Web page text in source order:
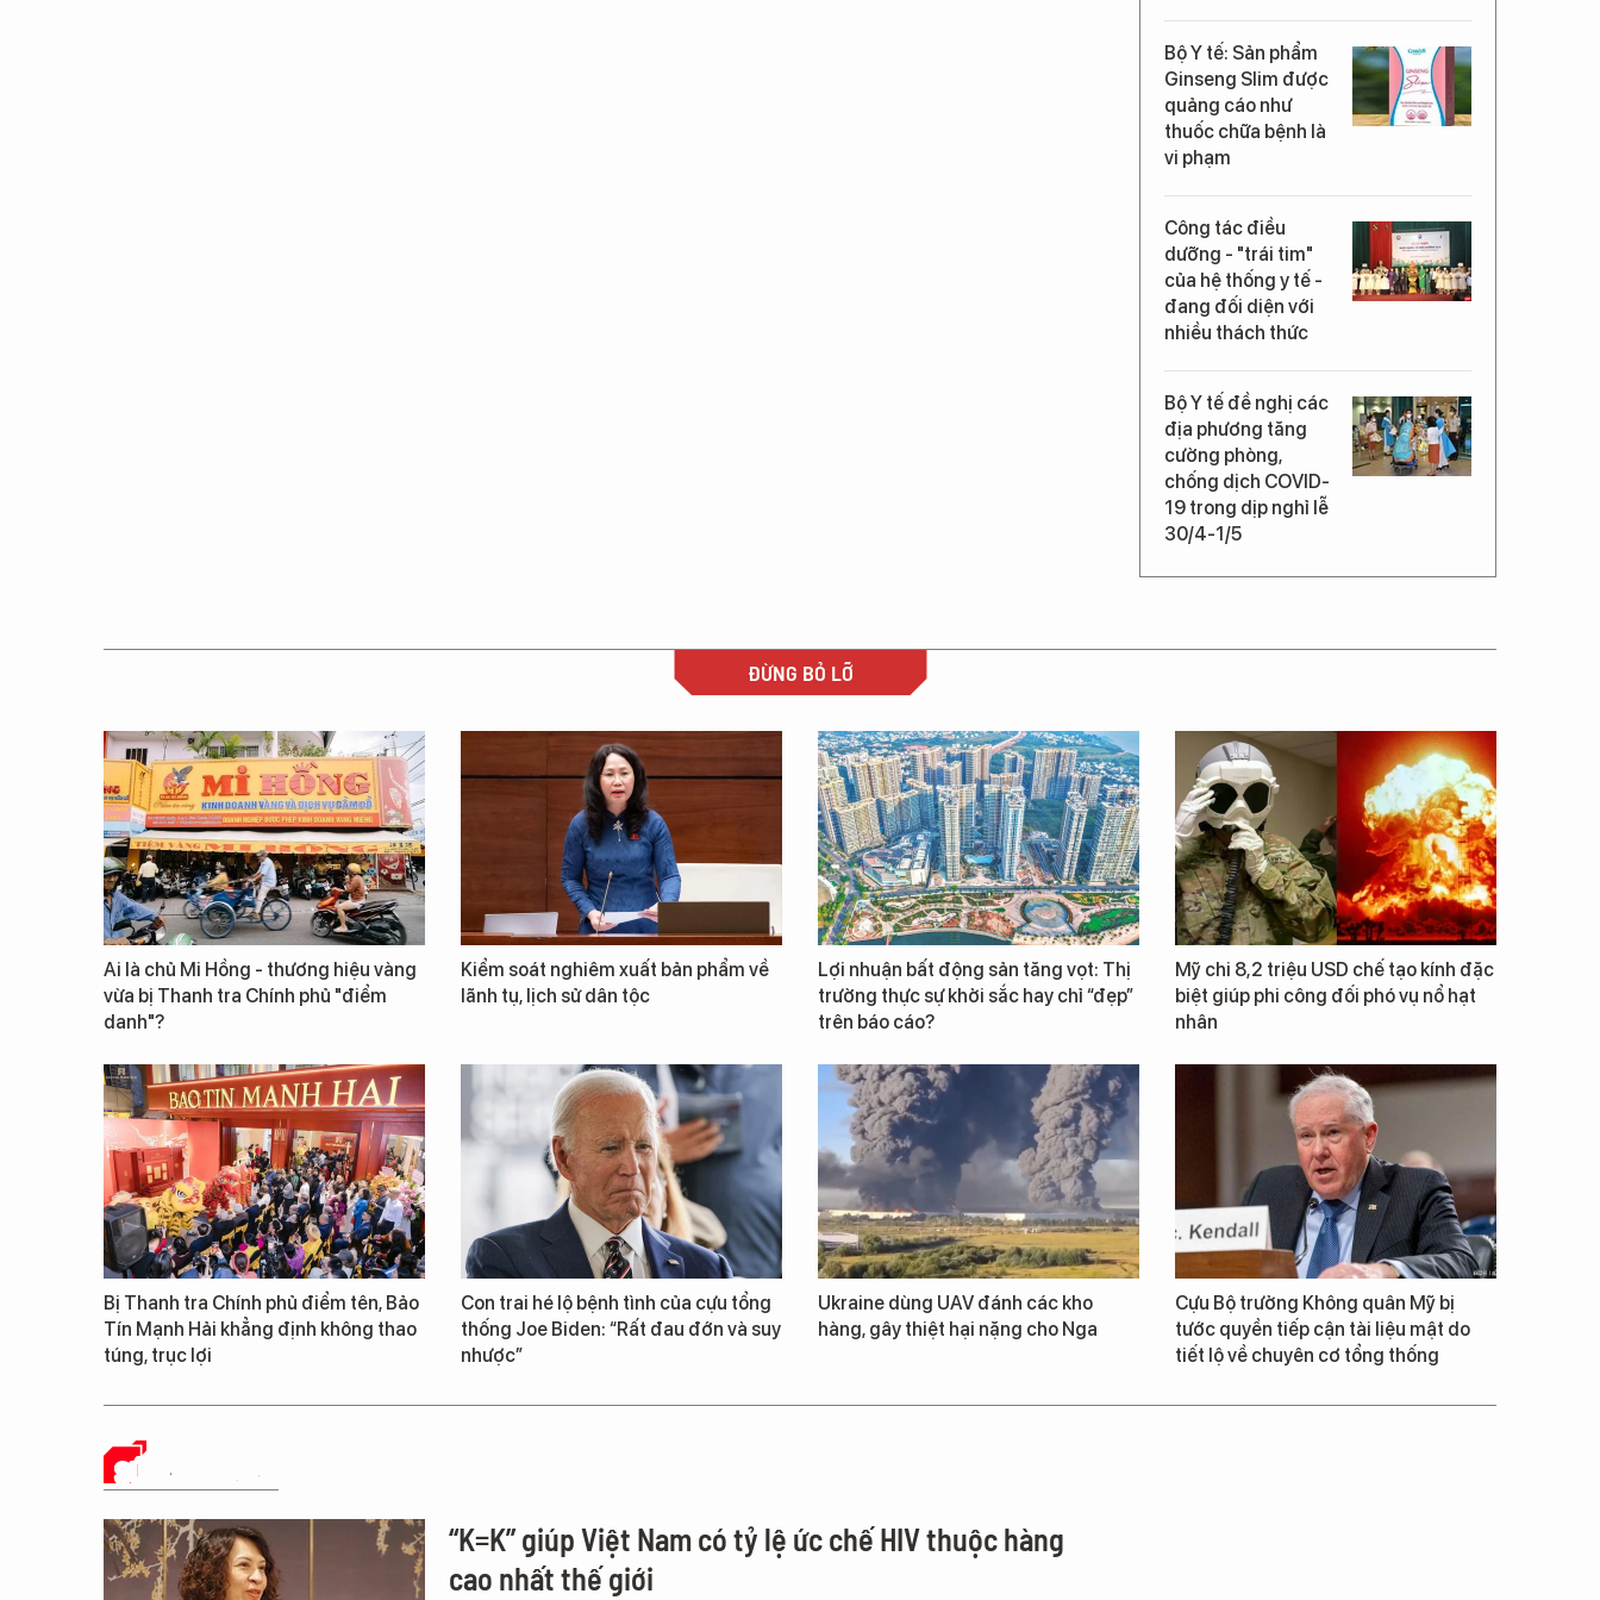
Bộ Y tế: Sản phẩm
Ginseng Slim được
quảng cáo như
thuốc chữa bệnh là
vi phạm
Công tác điều
dưỡng - "trái tim"
của hệ thống y tế -
đang đối diện với
nhiều thách thức
Bộ Y tế đề nghị các
địa phương tăng
cường phòng,
chống dịch COVID-
19 trong dịp nghỉ lễ
30/4-1/5
ĐỪNG BỎ LỠ
Ai là chủ Mi Hồng - thương hiệu vàng
vừa bị Thanh tra Chính phủ "điểm
danh"?
Kiểm soát nghiêm xuất bản phẩm về
lãnh tụ, lịch sử dân tộc
Lợi nhuận bất động sản tăng vọt: Thị
trường thực sự khởi sắc hay chỉ “đẹp”
trên báo cáo?
Mỹ chi 8,2 triệu USD chế tạo kính đặc
biệt giúp phi công đối phó vụ nổ hạt
nhân
Bị Thanh tra Chính phủ điểm tên, Bảo
Tín Mạnh Hải khẳng định không thao
túng, trục lợi
Con trai hé lộ bệnh tình của cựu tổng
thống Joe Biden: “Rất đau đớn và suy
nhược”
Ukraine dùng UAV đánh các kho
hàng, gây thiệt hại nặng cho Nga
Cựu Bộ trưởng Không quân Mỹ bị
tước quyền tiếp cận tài liệu mật do
tiết lộ về chuyên cơ tổng thống
SỨC KHỎE 24H
“K=K” giúp Việt Nam có tỷ lệ ức chế HIV thuộc hàng
cao nhất thế giới